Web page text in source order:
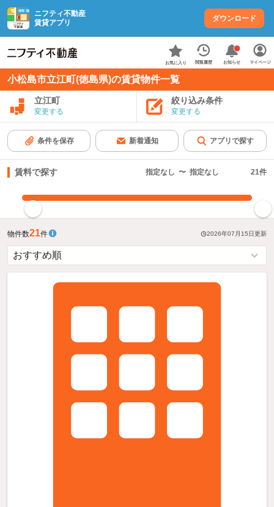
ニフティ不動産
賃貸アプリ
ダウンロード
お気に入り 閲覧履歴 お知らせ マイページ
小松島市立江町(徳島県)の賃貸物件一覧
立江町
変更する
絞り込み条件
変更する
条件を保存 新着通知 アプリで探す
賃料で探す 指定なし 〜 指定なし 21件
物件数21件 2026年07月15日更新